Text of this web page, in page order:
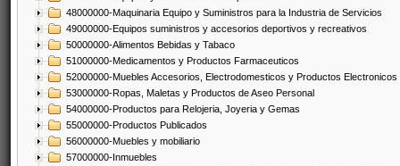
48000000-Maquinaria Equipo y Suministros para la Industria de Servicios
49000000-Equipos suministros y accesorios deportivos y recreativos
50000000-Alimentos Bebidas y Tabaco
51000000-Medicamentos y Productos Farmaceuticos
52000000-Muebles Accesorios, Electrodomesticos y Productos Electronicos
53000000-Ropas, Maletas y Productos de Aseo Personal
54000000-Productos para Relojeria, Joyeria y Gemas
55000000-Productos Publicados
56000000-Muebles y mobiliario
57000000-Inmuebles